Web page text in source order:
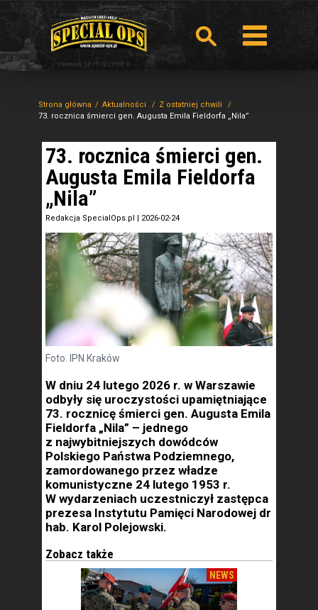
Strona główna Aktualności
Z ostatniej chwili
73. rocznica śmierci gen. Augusta Emila Fieldorfa „Nila”
73. rocznica śmierci gen.
Augusta Emila Fieldorfa
„Nila”
Redakcja SpecialOps.pl | 2026-02-24
Foto. IPN Kraków
W dniu 24 lutego 2026 r. w Warszawie
odbyły się uroczystości upamiętniające
73. rocznicę śmierci gen. Augusta Emila
Fieldorfa „Nila” – jednego
z najwybitniejszych dowódców
Polskiego Państwa Podziemnego,
zamordowanego przez władze
komunistyczne 24 lutego 1953 r.
W wydarzeniach uczestniczył zastępca
prezesa Instytutu Pamięci Narodowej dr
hab. Karol Polejowski.
Zobacz także
NEWS